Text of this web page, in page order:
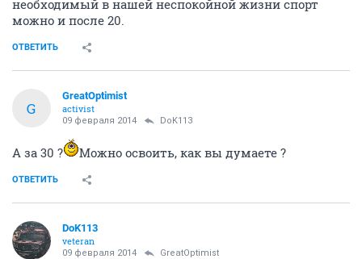
необходимый в нашей неспокойной жизни спорт
можно и после 20.
ОТВЕТИТЬ
G
GreatOptimist
activist
09 февраля 2014 DoK113
А за 30 ? Можно освоить, как вы думаете ?
ОТВЕТИТЬ
DoK113
veteran
09 февраля 2014 GreatOptimist